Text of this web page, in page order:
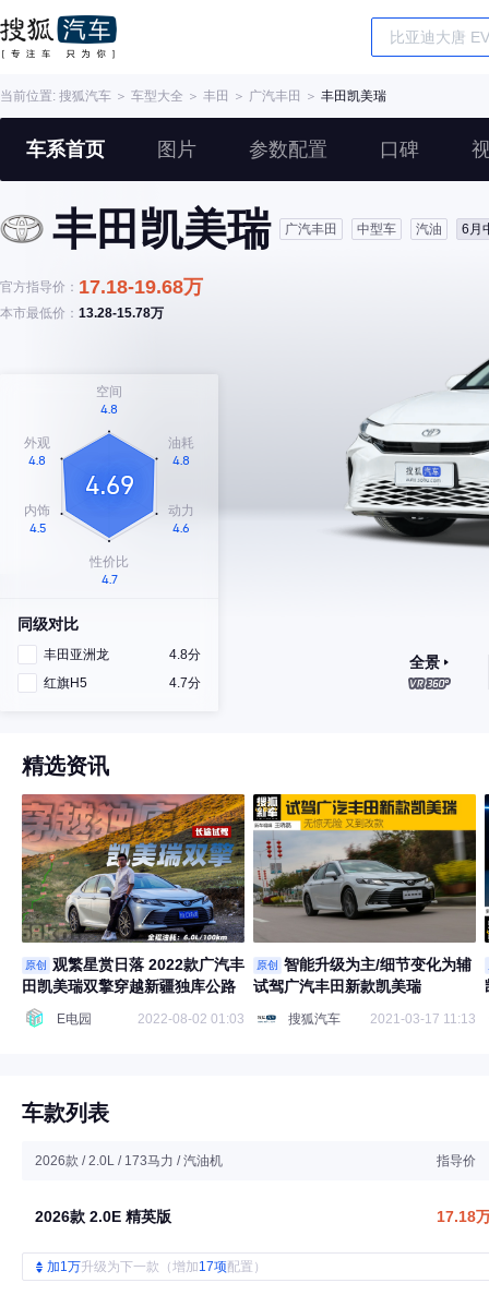
当前位置: 搜狐汽车 ＞ 车型大全 ＞ 丰田 ＞ 广汽丰田 ＞ 丰田凯美瑞
车系首页 图片 参数配置 口碑
丰田凯美瑞 广汽丰田 中型车 汽油 6月
官方指导价： 17.18-19.68万
本市最低价： 13.28-15.78万
同级对比
丰田亚洲龙
4.8分
红旗H5
4.7分
全景
精选资讯
原创
观繁星赏日落 2022款广汽丰
田凯美瑞双擎穿越新疆独库公路
E电园 2022-08-02 01:03
原创
智能升级为主/细节变化为辅
试驾广汽丰田新款凯美瑞
搜狐汽车 2021-03-17 11:13
车款列表
2026款 / 2.0L / 173马力 / 汽油机 指导价
2026款 2.0E 精英版 17.18
加1万升级为下一款（增加17项配置）